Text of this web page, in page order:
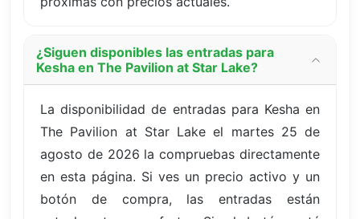
¿Siguen disponibles las entradas para
Kesha en The Pavilion at Star Lake?
La disponibilidad de entradas para Kesha en
The Pavilion at Star Lake el martes 25 de
agosto de 2026 la compruebas directamente
en esta página. Si ves un precio activo y un
botón de compra, las entradas están